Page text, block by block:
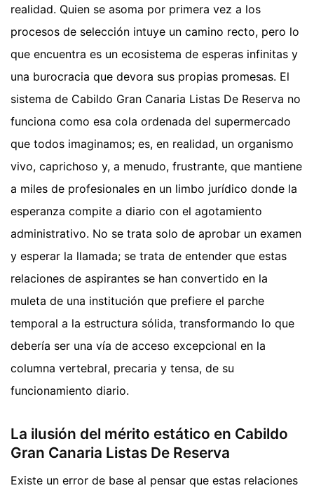
realidad. Quien se asoma por primera vez a los
procesos de selección intuye un camino recto, pero lo
que encuentra es un ecosistema de esperas infinitas y
una burocracia que devora sus propias promesas. El
sistema de Cabildo Gran Canaria Listas De Reserva no
funciona como esa cola ordenada del supermercado
que todos imaginamos; es, en realidad, un organismo
vivo, caprichoso y, a menudo, frustrante, que mantiene
a miles de profesionales en un limbo jurídico donde la
esperanza compite a diario con el agotamiento
administrativo. No se trata solo de aprobar un examen
y esperar la llamada; se trata de entender que estas
relaciones de aspirantes se han convertido en la
muleta de una institución que prefiere el parche
temporal a la estructura sólida, transformando lo que
debería ser una vía de acceso excepcional en la
columna vertebral, precaria y tensa, de su
funcionamiento diario.
La ilusión del mérito estático en Cabildo
Gran Canaria Listas De Reserva
Existe un error de base al pensar que estas relaciones